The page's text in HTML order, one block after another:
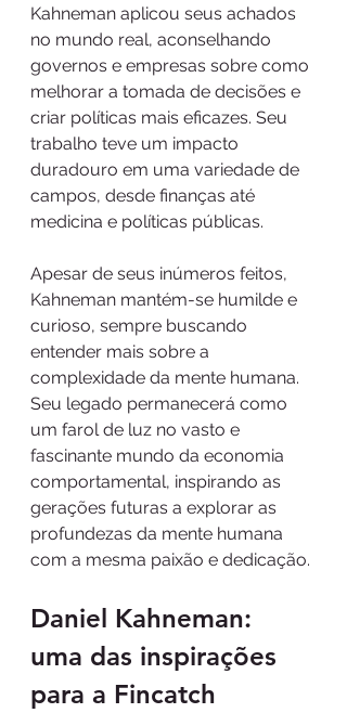
Kahneman aplicou seus achados
no mundo real, aconselhando
governos e empresas sobre como
melhorar a tomada de decisões e
criar políticas mais eficazes. Seu
trabalho teve um impacto
duradouro em uma variedade de
campos, desde finanças até
medicina e políticas públicas.
Apesar de seus inúmeros feitos,
Kahneman mantém-se humilde e
curioso, sempre buscando
entender mais sobre a
complexidade da mente humana.
Seu legado permanecerá como
um farol de luz no vasto e
fascinante mundo da economia
comportamental, inspirando as
gerações futuras a explorar as
profundezas da mente humana
com a mesma paixão e dedicação.
Daniel Kahneman:
uma das inspirações
para a Fincatch